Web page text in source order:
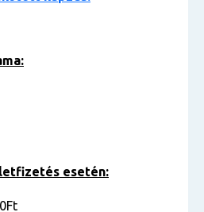
esetén: